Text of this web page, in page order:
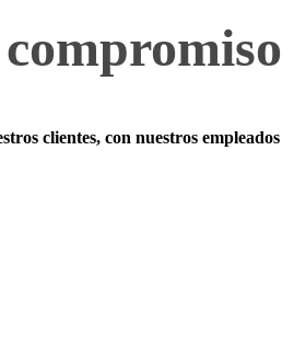
clientes, con nuestros empleados